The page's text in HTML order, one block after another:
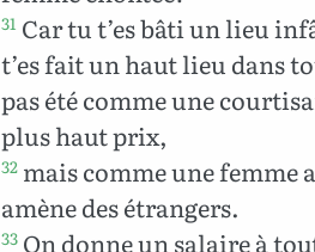
31 Car tu t’es bâti un lieu
t’es fait un haut lieu dans
pas été comme une
plus haut prix,
32 mais comme une femme
amène des étrangers.
33 On donne un salaire à